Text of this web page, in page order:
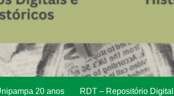
20 anos RDT – Repositório Digital